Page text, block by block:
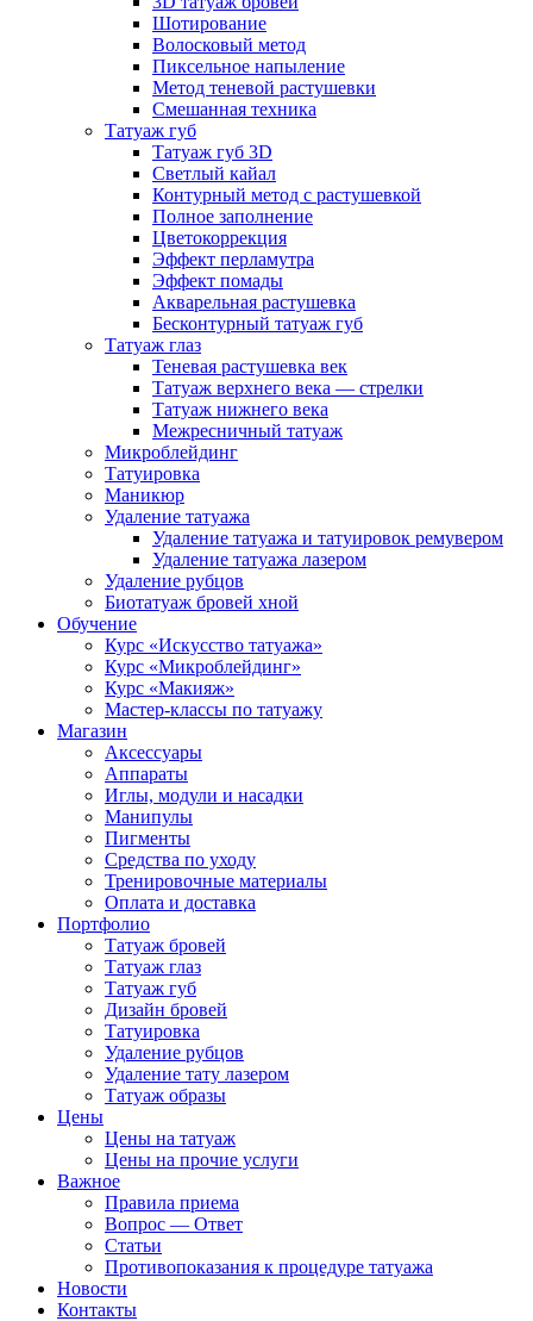
Шотирование
Волосковый метод
Пиксельное напыление
Метод теневой растушевки
Смешанная техника
Татуаж губ
Татуаж губ 3D
Светлый кайал
Контурный метод с растушевкой
Полное заполнение
Цветокоррекция
Эффект перламутра
Эффект помады
Акварельная растушевка
Бесконтурный татуаж губ
Татуаж глаз
Теневая растушевка век
Татуаж верхнего века — стрелки
Татуаж нижнего века
Межресничный татуаж
Микроблейдинг
Татуировка
Маникюр
Удаление татуажа
Удаление татуажа и татуировок ремувером
Удаление татуажа лазером
Удаление рубцов
Биотатуаж бровей хной
Обучение
Курс «Искусство татуажа»
Курс «Микроблейдинг»
Курс «Макияж»
Мастер-классы по татуажу
Магазин
Аксессуары
Аппараты
Иглы, модули и насадки
Манипулы
Пигменты
Средства по уходу
Тренировочные материалы
Оплата и доставка
Портфолио
Татуаж бровей
Татуаж глаз
Татуаж губ
Дизайн бровей
Татуировка
Удаление рубцов
Удаление тату лазером
Татуаж образы
Цены
Цены на татуаж
Цены на прочие услуги
Важное
Правила приема
Вопрос — Ответ
Статьи
Противопоказания к процедуре татуажа
Новости
Контакты